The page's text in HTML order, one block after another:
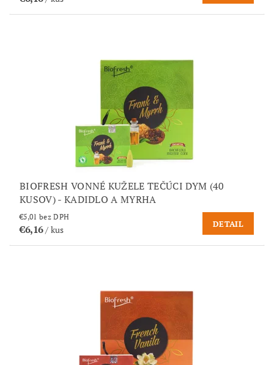
BIOFRESH VONNÉ KUŽELE TEČÚCI DYM (40
KUSOV) - KADIDLO A MYRHA
€5,01 bez DPH
€6,16/ kus
DETAIL